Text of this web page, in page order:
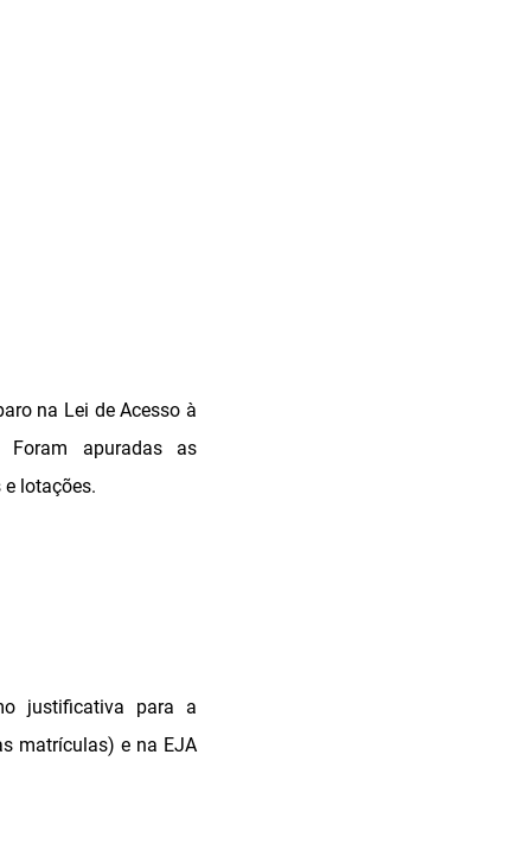
na Lei de Acesso à
apuradas as
lotações.
justificativa para a
matrículas) e na EJA